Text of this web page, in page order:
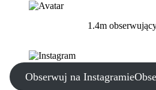
1.4m
Obserwuj na Instagramie